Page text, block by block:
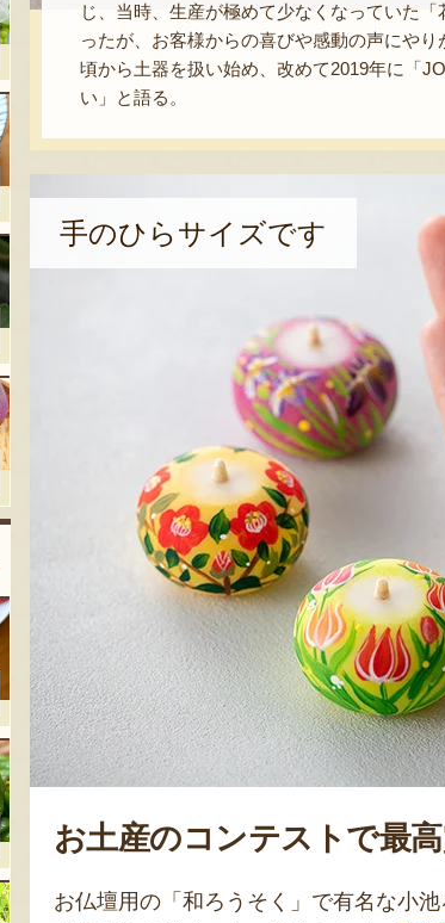
じ、当時、生産が極めて少なくなっていた
ったが、お客様からの喜びや感動の声にや
頃から土器を扱い始め、改めて2019年に「
い」と語る。
手のひらサイズです
お土産のコンテストで最
お仏壇用の「和ろうそく」で有名な小